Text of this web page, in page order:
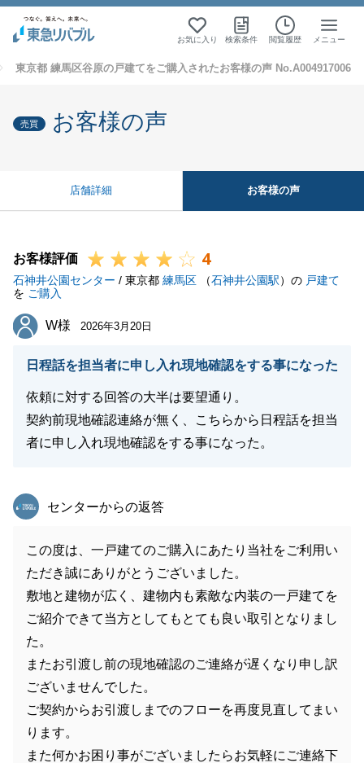
お気に入り 検索条件 閲覧履歴 メニュー
東京都 練馬区谷原の戸建てをご購入されたお客様の声 No.A004917006
売買 お客様の声
店舗詳細 お客様の声
お客様評価 4
石神井公園センター / 東京都 練馬区 （石神井公園駅）の 戸建て
を ご購入
W様
W様 2026年3月20日
日程話を担当者に申し入れ現地確認をする事になった
依頼に対する回答の大半は要望通り。
契約前現地確認連絡が無く、こちらから日程話を担当
者に申し入れ現地確認をする事になった。
東急リバブル
センターからの返答
この度は、一戸建てのご購入にあたり当社をご利用い
ただき誠にありがとうございました。
敷地と建物が広く、建物内も素敵な内装の一戸建てを
ご紹介できて当方としてもとても良い取引となりまし
た。
またお引渡し前の現地確認のご連絡が遅くなり申し訳
ございませんでした。
ご契約からお引渡しまでのフローを再度見直してまい
ります。
また何かお困り事がございましたらお気軽にご連絡下